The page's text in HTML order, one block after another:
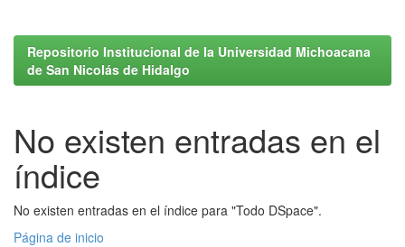
Repositorio Institucional de la Universidad Michoacana
de San Nicolás de Hidalgo
No existen entradas en el
índice
No existen entradas en el índice para "Todo DSpace".
Página de inicio